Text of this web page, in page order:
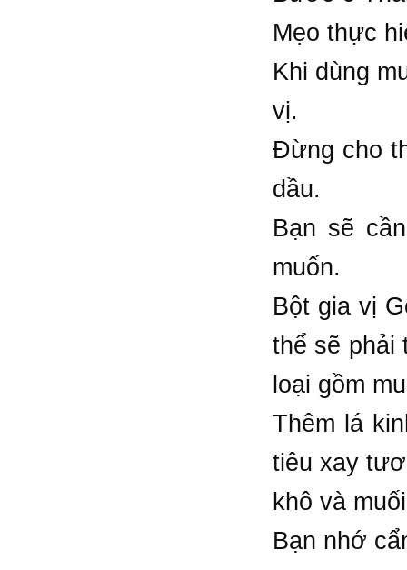
Mẹo thực
Khi dùng
vị.
Đừng cho
dầu.
Bạn sẽ
muốn.
Bột gia vị
thể sẽ phải
loại gồm
Thêm lá
tiêu xay
khô và
Bạn nhớ